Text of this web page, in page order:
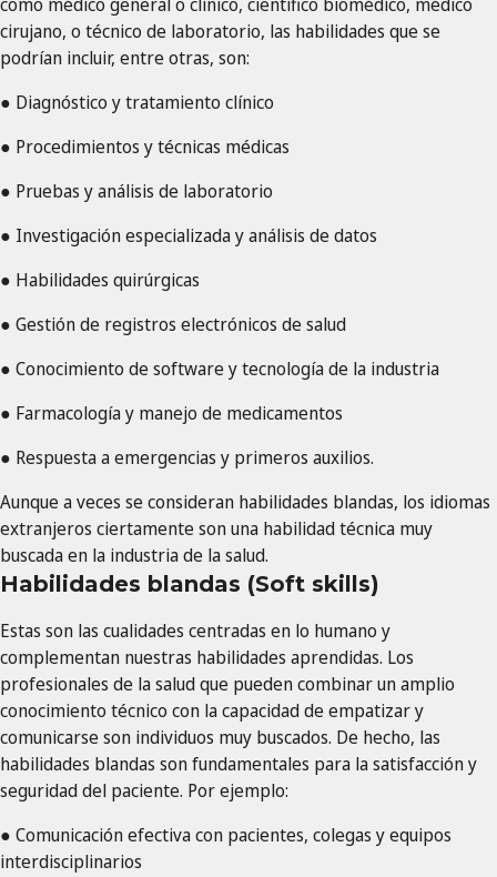
como médico general o clínico, científico biomédico, médico
cirujano, o técnico de laboratorio, las habilidades que se
podrían incluir, entre otras, son:
● Diagnóstico y tratamiento clínico
● Procedimientos y técnicas médicas
● Pruebas y análisis de laboratorio
● Investigación especializada y análisis de datos
● Habilidades quirúrgicas
● Gestión de registros electrónicos de salud
● Conocimiento de software y tecnología de la industria
● Farmacología y manejo de medicamentos
● Respuesta a emergencias y primeros auxilios.
Aunque a veces se consideran habilidades blandas, los idiomas
extranjeros ciertamente son una habilidad técnica muy
buscada en la industria de la salud.
Habilidades blandas (Soft skills)
Estas son las cualidades centradas en lo humano y
complementan nuestras habilidades aprendidas. Los
profesionales de la salud que pueden combinar un amplio
conocimiento técnico con la capacidad de empatizar y
comunicarse son individuos muy buscados. De hecho, las
habilidades blandas son fundamentales para la satisfacción y
seguridad del paciente. Por ejemplo:
● Comunicación efectiva con pacientes, colegas y equipos
interdisciplinarios